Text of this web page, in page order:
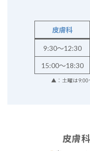
皮膚科
9:30～12:30
15:00～18:30
▲：土曜は9:00
皮膚